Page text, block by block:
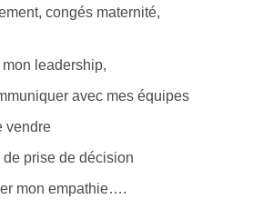
congés maternité,
leadership,
avec mes équipes
vendre
prise de décision
mon empathie….